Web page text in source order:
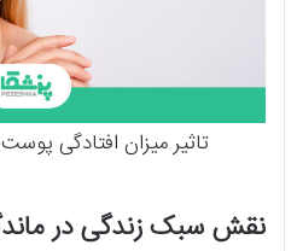
تاثیر میزان افتادگی
نقش سبک زندگی در